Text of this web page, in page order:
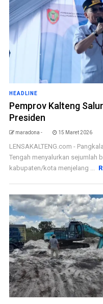
HEADLINE
Pemprov Kalteng
Presiden
maradona - 15 Maret 2026
LENSAKALTENG.com -
Tengah menyalurkan sejumlah
kabupaten/kota menjelang ...